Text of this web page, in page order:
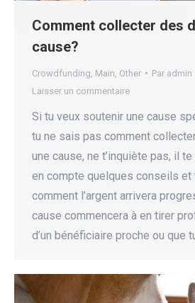
Comment collecter des
cause?
Crowdfunding Main Other Par admin
Laisser un commentaire
Si tu veux soutenir une cause
tu ne sais pas comment
une cause, ne t’inquiète pas, il
en compte quelques conseils et
comment l’argent arrivera
cause commencera à en tirer
d’un bénéficiaire proche ou que